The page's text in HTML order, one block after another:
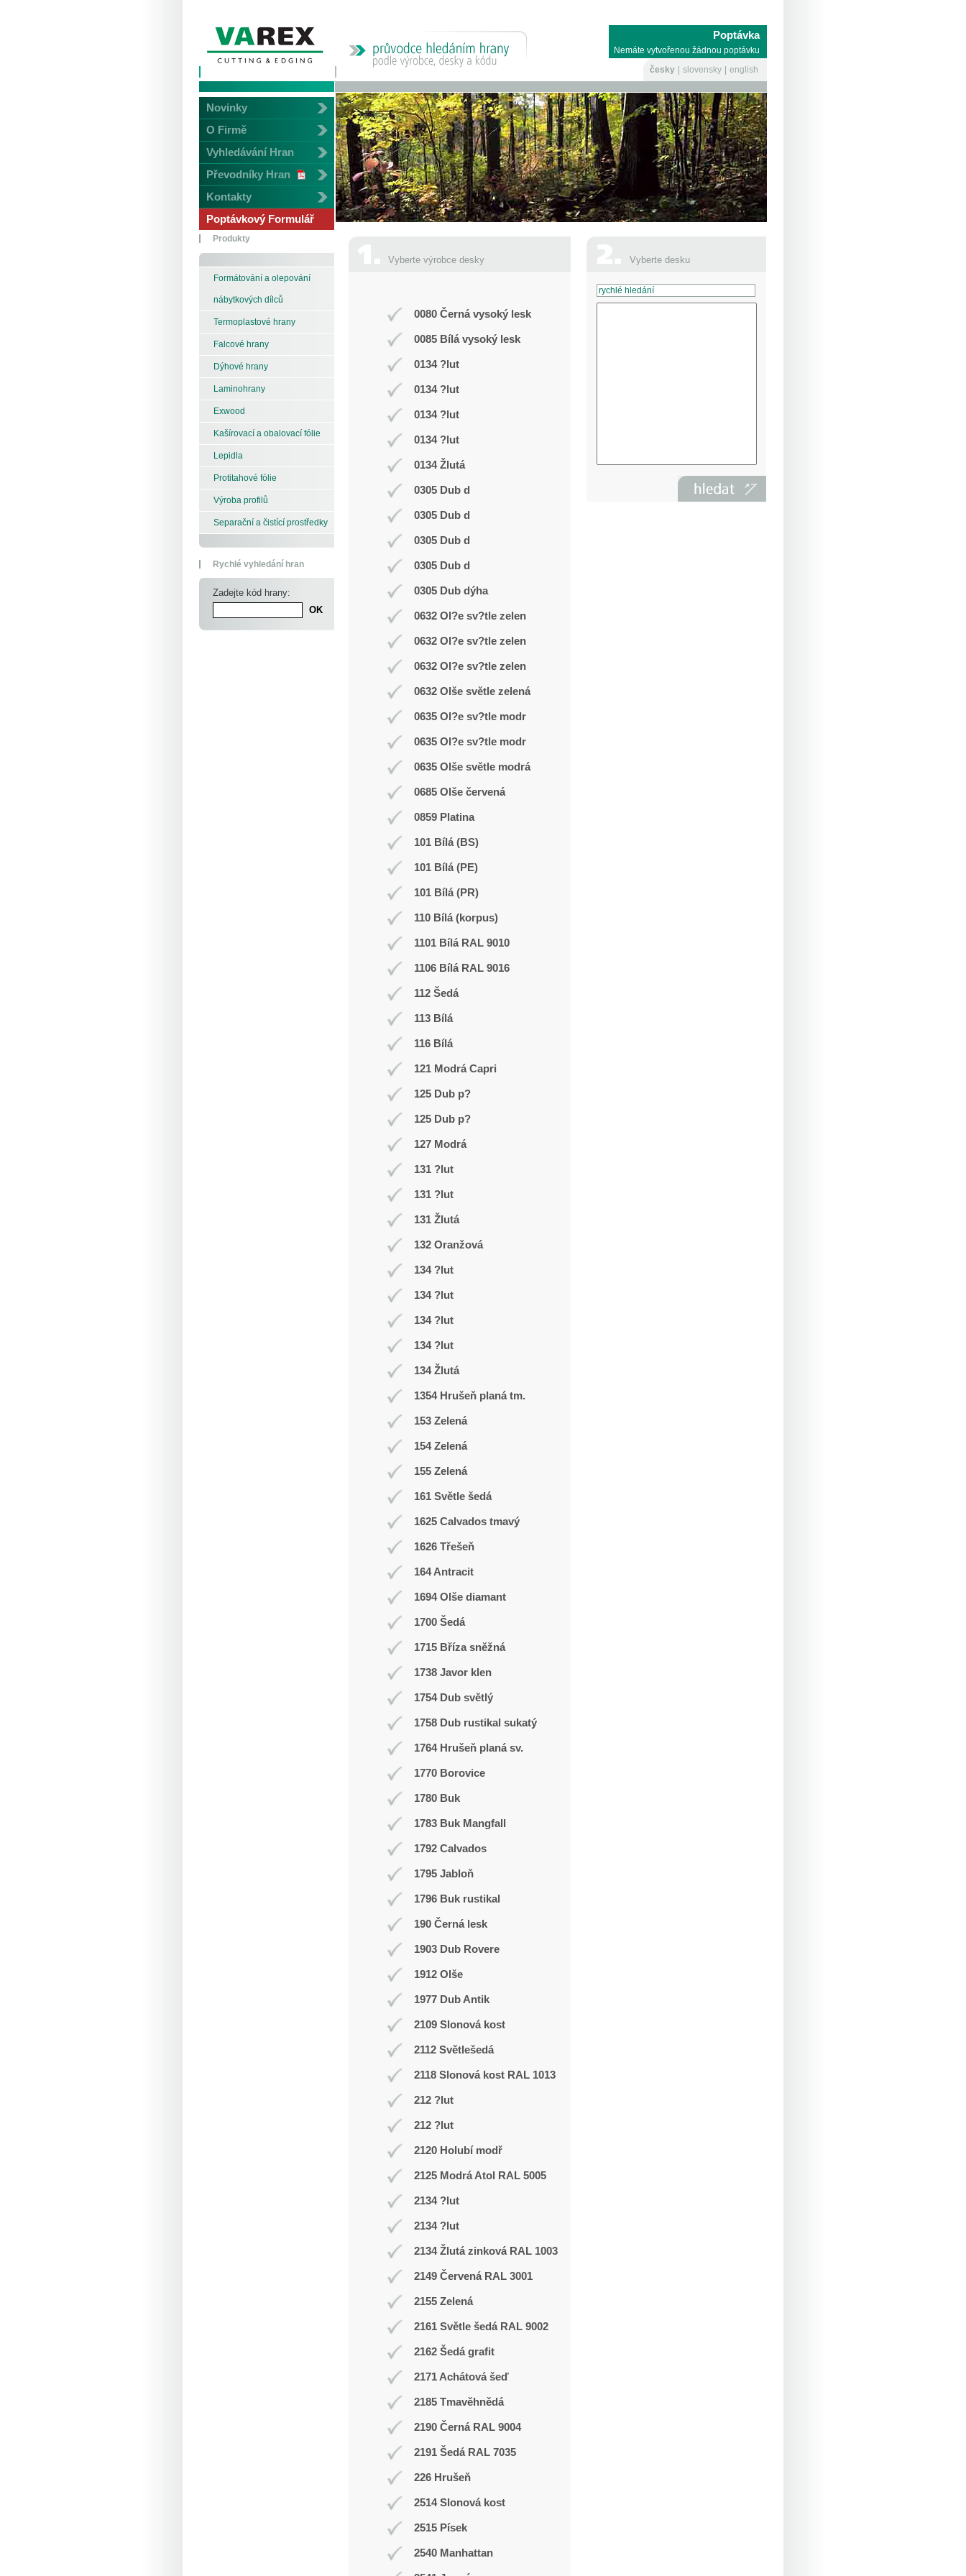
Novinky
O Firmě
Vyhledávání Hran
Převodníky Hran
Kontakty
Poptávkový Formulář
Poptávka
Nemáte vytvořenou žádnou poptávku
česky
slovensky english
Produkty
Formátování a olepování
nábytkových dílců
Termoplastové hrany
Falcové hrany
Dýhové hrany
Laminohrany
Exwood
Kašírovací a obalovací fólie
Lepidla
Protitahové fólie
Výroba profilů
Separační a čistící prostředky
Rychlé vyhledání hran
Zadejte kód hrany:
Vyberte výrobce desky
0080 Černá vysoký lesk
0085 Bílá vysoký lesk
0134 ?lut
0134 ?lut
0134 ?lut
0134 ?lut
0134 Žlutá
0305 Dub d
0305 Dub d
0305 Dub d
0305 Dub d
0305 Dub dýha
0632 Ol?e sv?tle zelen
0632 Ol?e sv?tle zelen
0632 Ol?e sv?tle zelen
0632 Olše světle zelená
0635 Ol?e sv?tle modr
0635 Ol?e sv?tle modr
0635 Olše světle modrá
0685 Olše červená
0859 Platina
101 Bílá (BS)
101 Bílá (PE)
101 Bílá (PR)
110 Bílá (korpus)
1101 Bílá RAL 9010
1106 Bílá RAL 9016
112 Šedá
113 Bílá
116 Bílá
121 Modrá Capri
125 Dub p?
125 Dub p?
127 Modrá
131 ?lut
131 ?lut
131 Žlutá
132 Oranžová
134 ?lut
134 ?lut
134 ?lut
134 ?lut
134 Žlutá
1354 Hrušeň planá tm.
153 Zelená
154 Zelená
155 Zelená
161 Světle šedá
1625 Calvados tmavý
1626 Třešeň
164 Antracit
1694 Olše diamant
1700 Šedá
1715 Bříza sněžná
1738 Javor klen
1754 Dub světlý
1758 Dub rustikal sukatý
1764 Hrušeň planá sv.
1770 Borovice
1780 Buk
1783 Buk Mangfall
1792 Calvados
1795 Jabloň
1796 Buk rustikal
190 Černá lesk
1903 Dub Rovere
1912 Olše
1977 Dub Antik
2109 Slonová kost
2112 Světlešedá
2118 Slonová kost RAL 1013
212 ?lut
212 ?lut
2120 Holubí modř
2125 Modrá Atol RAL 5005
2134 ?lut
2134 ?lut
2134 Žlutá zinková RAL 1003
2149 Červená RAL 3001
2155 Zelená
2161 Světle šedá RAL 9002
2162 Šedá grafit
2171 Achátová šeď
2185 Tmavěhnědá
2190 Černá RAL 9004
2191 Šedá RAL 7035
226 Hrušeň
2514 Slonová kost
2515 Písek
2540 Manhattan
Vyberte desku